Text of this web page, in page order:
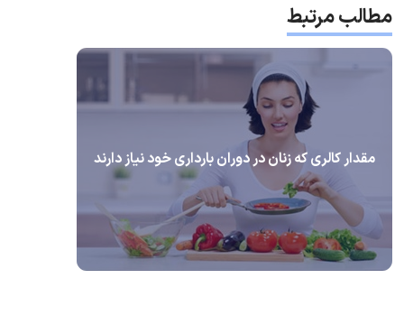
مطالب مرتبط
مقدار کالری که زنان در دوران بارداری خود نیاز دارند